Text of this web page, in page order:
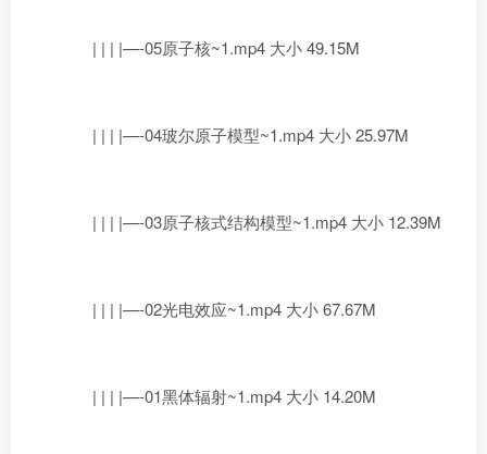
| | | |—-05原子核~1.mp4 大小 49.15M
| | | |—-04玻尔原子模型~1.mp4 大小 25.97M
| | | |—-03原子核式结构模型~1.mp4 大小 12.39M
| | | |—-02光电效应~1.mp4 大小 67.67M
| | | |—-01黑体辐射~1.mp4 大小 14.20M